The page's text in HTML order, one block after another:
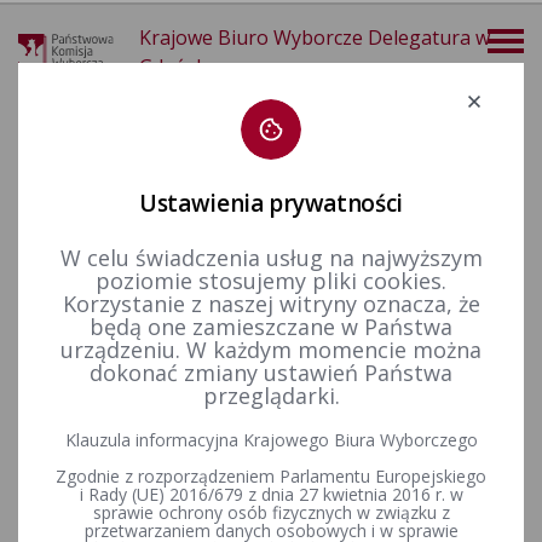
Krajowe Biuro Wyborcze Delegatura w
Gdańsku
Konkurs „Wybieram Wybory” III edycja
Za nami finał III edycji konkursu „Wybieram Wybory”
Do tegorocznej, trzeciej już edycji konkursu „Wybieram wybory”
zgłosiło się 7158 uczniów z 671 szkół ponadminazjalnych w całej
Polsce. Dziś poznaliśmy nazwiska laureatów konkursu.
Ustawienia prywatności
W celu świadczenia usług na najwyższym
poziomie stosujemy pliki cookies.
Korzystanie z naszej witryny oznacza, że
będą one zamieszczane w Państwa
urządzeniu. W każdym momencie można
dokonać zmiany ustawień Państwa
przeglądarki.
Klauzula informacyjna Krajowego Biura Wyborczego
Zgodnie z rozporządzeniem Parlamentu Europejskiego
i Rady (UE) 2016/679 z dnia 27 kwietnia 2016 r. w
sprawie ochrony osób fizycznych w związku z
przetwarzaniem danych osobowych i w sprawie